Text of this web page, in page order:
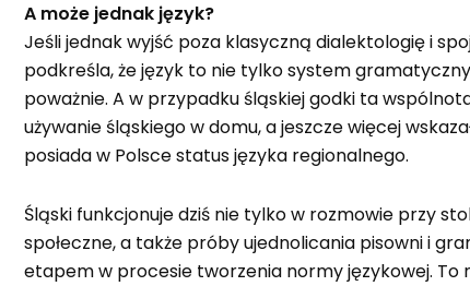
A może jednak język?
Jeśli jednak wyjść poza klasyczną dialektologię i
podkreśla, że język to nie tylko system
poważnie. A w przypadku śląskiej godki ta
używanie śląskiego w domu, a jeszcze więcej
posiada w Polsce status języka regionalnego.
Śląski funkcjonuje dziś nie tylko w rozmowie przy
społeczne, a także próby ujednolicania pisowni i
etapem w procesie tworzenia normy językowej. To